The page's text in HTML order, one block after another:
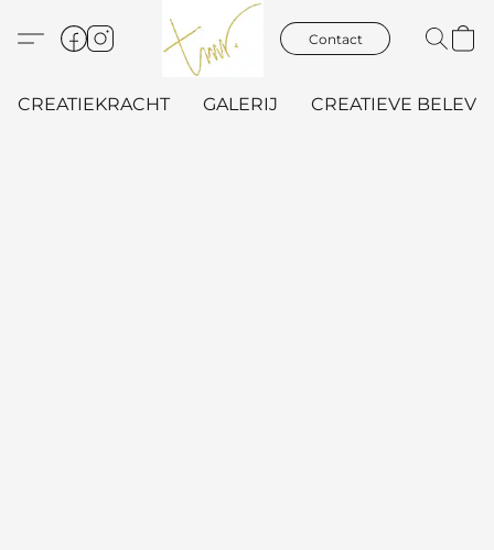
Contact
CREATIEKRACHT GALERIJ CREATIEVE